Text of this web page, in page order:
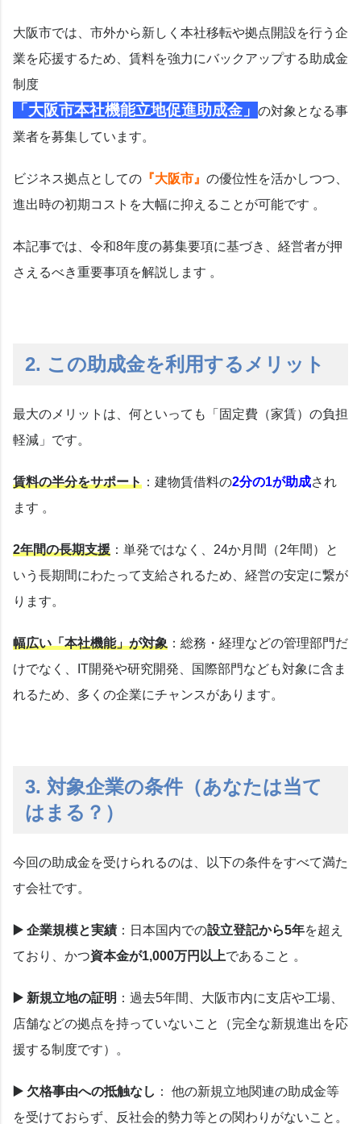
大阪市では、市外から新しく本社移転や拠点開設を行う企
業を応援するため、賃料を強力にバックアップする助成金
制度
「大阪市本社機能立地促進助成金」 の対象となる事
業者を募集しています。
ビジネス拠点としての 『大阪市』 の優位性を活かしつつ、
進出時の初期コストを大幅に抑えることが可能です 。
本記事では、令和8年度の募集要項に基づき、経営者が押
さえるべき重要事項を解説します 。
2. この助成金を利用するメリット
最大のメリットは、何といっても「固定費（家賃）の負担
軽減」です。
賃料の半分をサポート ：建物賃借料の2分の1が助成され
ます 。
2年間の長期支援 ：単発ではなく、24か月間（2年間）と
いう長期間にわたって支給されるため、経営の安定に繋が
ります。
幅広い「本社機能」が対象 ：総務・経理などの管理部門だ
けでなく、IT開発や研究開発、国際部門なども対象に含ま
れるため、多くの企業にチャンスがあります。
3. 対象企業の条件（あなたは当て
はまる？）
今回の助成金を受けられるのは、以下の条件をすべて満た
す会社です。
▶️ 企業規模と実績 ：日本国内での設立登記から5年を超え
ており、かつ資本金が1,000万円以上であること 。
▶️ 新規立地の証明 ：過去5年間、大阪市内に支店や工場、
店舗などの拠点を持っていないこと（完全な新規進出を応
援する制度です）。
▶️ 欠格事由への抵触なし ：
他の新規立地関連の助成金等
を受けておらず、反社会的勢力等との関わりがないこと。